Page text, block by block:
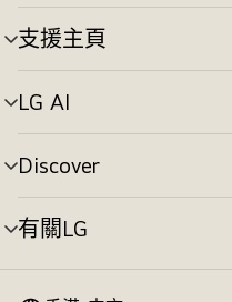
單
切
換
支援主頁
選
單
切
換
LG AI
選
單
切
換
Discover
選
單
切
換
有關LG
選